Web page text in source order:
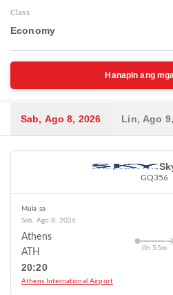
Class
Economy
Hanapin ang
Sab, Ago 8, 2026 Lin, Ago
GQ356
Mula sa
Sab, Ago 8, 2026
Athens
ATH
20:20
Athens International Airport
0h 55m